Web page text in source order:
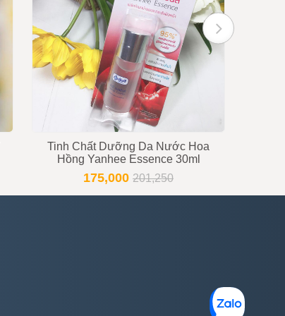
Tinh Chất Dưỡng Da Nước Hoa
Hồng Yanhee Essence 30ml
175,000 201,250